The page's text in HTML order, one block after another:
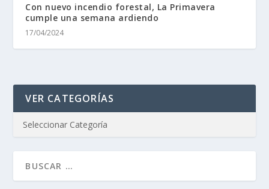
Con nuevo incendio forestal, La Primavera
cumple una semana ardiendo
17/04/2024
VER CATEGORÍAS